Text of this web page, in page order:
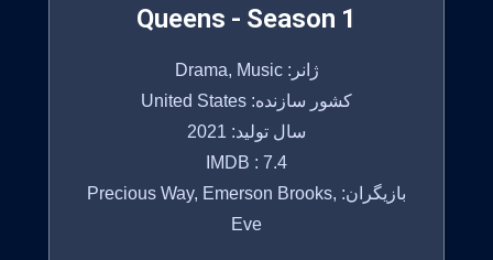
Queens - Season 1
ژانر: Drama, Music
کشور سازنده: United States
سال تولید: 2021
IMDB : 7.4
بازیگران: Precious Way, Emerson Brooks,
Eve